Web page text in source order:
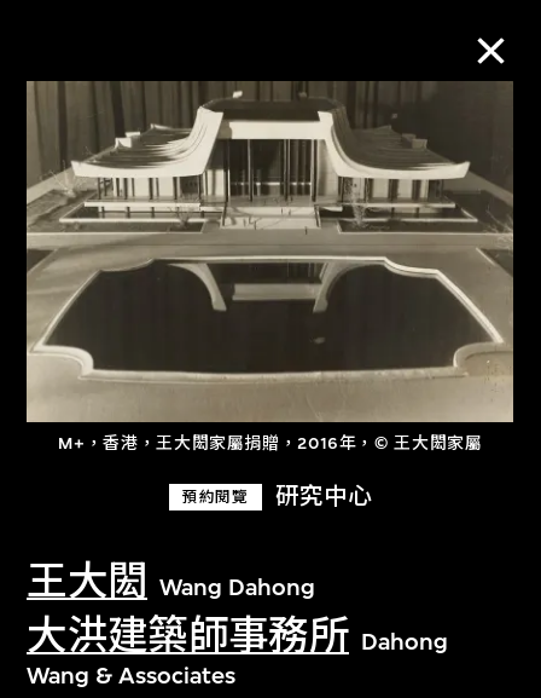
M+，香港，王大閎家屬捐贈，2016年，© 王大閎家屬
預約閱覽 研究中心
王大閎 Wang Dahong
大洪建築師事務所 Dahong
Wang & Associates
M+藏品
進一步篩選 搜索
關於M+藏品
探索世界頂級的二十及二十一世紀視覺
文化藏品。